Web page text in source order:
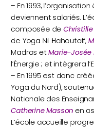
– En 1993,
deviennent salariés.
composée de
de Yoga Nil Hahoutoff,
Madras etMarie-Josée
l’Énergie ; et intègrera
– En 1995 est donc
Yoga du Nord),
Nationale des
Catherine Masson en
L’école accueille